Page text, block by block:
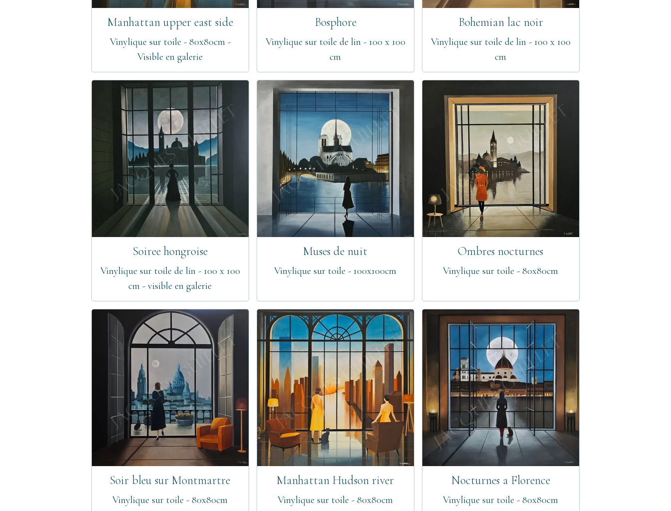
Manhattan upper east side
Vinylique sur toile - 80x80cm -
Visible en galerie
Bosphore
Vinylique sur toile de lin - 100 x 100
cm
Bohemian lac noir
Vinylique sur toile de lin - 100 x 100
cm
Soiree hongroise
Vinylique sur toile de lin - 100 x 100
cm - visible en galerie
Muses de nuit
Vinylique sur toile - 100x100cm
Ombres nocturnes
Vinylique sur toile - 80x80cm
Soir bleu sur Montmartre
Vinylique sur toile - 80x80cm
Manhattan Hudson river
Vinylique sur toile - 80x80cm
Nocturnes a Florence
Vinylique sur toile - 80x80cm